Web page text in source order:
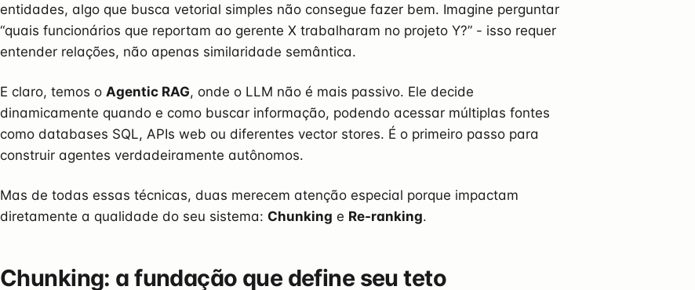
entidades, algo que busca vetorial simples não consegue fazer bem. Imagine perguntar
“quais funcionários que reportam ao gerente X trabalharam no projeto Y?” - isso requer
entender relações, não apenas similaridade semântica.
E claro, temos o Agentic RAG, onde o LLM não é mais passivo. Ele decide
dinamicamente quando e como buscar informação, podendo acessar múltiplas fontes
como databases SQL, APIs web ou diferentes vector stores. É o primeiro passo para
construir agentes verdadeiramente autônomos.
Mas de todas essas técnicas, duas merecem atenção especial porque impactam
diretamente a qualidade do seu sistema: Chunking e Re-ranking.
Chunking: a fundação que define seu teto